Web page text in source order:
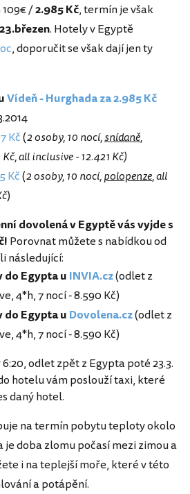
/2.985 Kč, termín je však
. Hotely v Egyptě
, doporučit se však dají jen ty
Vídeň - Hurghada za 2.985 Kč
Kč(2 osoby, 10 nocí,snídaně,
all inclusive - 12.421 Kč)
Kč(2 osoby, 10 nocí,polopenze, all
)
dovolená v Egyptě vás vyjde s
Porovnat můžete s nabídkou od
následující:
do Egypta u INVIA.cz(odlet z
4*h, 7 nocí - 8.590 Kč)
do Egypta u Dovolena.cz(odlet z
4*h, 7 nocí - 8.590 Kč)
odlet zpět z Egypta poté 23.3.
hotelu vám poslouží taxi, které
daný hotel.
na termín pobytu teploty okolo
je doba zlomu počasí mezi zimou a
i na teplejší moře, které v této
a potápění.